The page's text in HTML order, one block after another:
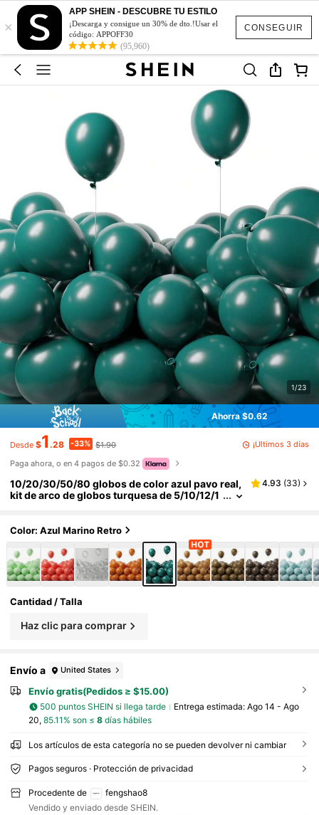
CONSEGUIR
×
APP SHEIN - DESCUBRE TU ESTILO
¡Descarga y consigue un 30% de dto.!Usar el
código: APPOFF30
(95,960)
1/23
Ahorra $0.62
Desde $1 .28 -33% $1.90
¡Últimos 3 días
Paga ahora, o en 4 pagos de $0.32
10/20/30/50/80 globos de color azul pavo real,
kit de arco de globos turquesa de 5/10/12/1
ón de fiestas de cumpleaños, bodas, baby show
er, graduación, bautizo, revelación de género, t
ema de ballena bajo el mar
4.93 (33)
Color: Azul Marino Retro
Cantidad / Talla
Haz clic para comprar
Envío a United States
Envío gratis(Pedidos ≥ $15.00)
500 puntos SHEIN si llega tarde Entrega estimada: Ago 14 - Ago
20, 85.11% son ≤ 8días hábiles
Los artículos de esta categoría no se pueden devolver ni cambiar
Pagos seguros · Protección de privacidad
Procedente de
fengshao8
Vendido y enviado desde SHEIN.